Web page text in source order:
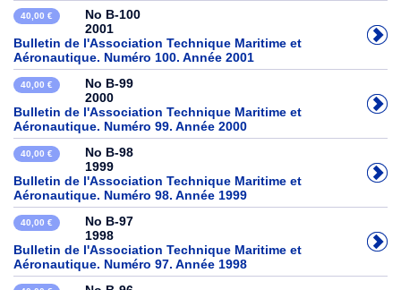
40,00 €
No B-100
2001
Bulletin de l'Association Technique Maritime et
Aéronautique. Numéro 100. Année 2001
40,00 €
No B-99
2000
Bulletin de l'Association Technique Maritime et
Aéronautique. Numéro 99. Année 2000
40,00 €
No B-98
1999
Bulletin de l'Association Technique Maritime et
Aéronautique. Numéro 98. Année 1999
40,00 €
No B-97
1998
Bulletin de l'Association Technique Maritime et
Aéronautique. Numéro 97. Année 1998